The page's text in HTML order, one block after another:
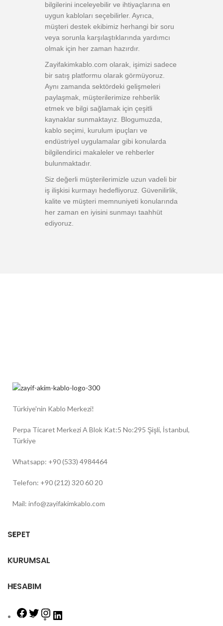
bilgilerini inceleyebilir ve ihtiyaçlarına en
uygun kabloları seçebilirler. Ayrıca,
müşteri destek ekibimiz herhangi bir soru
veya sorunla karşılaştıklarında yardımcı
olmak için her zaman hazırdır.
Zayifakimkablo.com olarak, işimizi sadece
bir satış platformu olarak görmüyoruz.
Aynı zamanda sektördeki gelişmeleri
paylaşmak, müşterilerimize rehberlik
etmek ve bilgi sağlamak için çeşitli
kaynaklar sunmaktayız. Blogumuzda,
kablo seçimi, kurulum ipuçları ve
endüstriyel uygulamalar gibi konularda
bilgilendirici makaleler ve rehberler
bulunmaktadır.
Siz değerli müşterilerimizle uzun vadeli bir
iş ilişkisi kurmayı hedefliyoruz. Güvenilirlik,
kalite ve müşteri memnuniyeti konularında
her zaman en iyisini sunmayı taahhüt
ediyoruz.
Türkiye'nin Kablo Merkezi!
Perpa Ticaret Merkezi A Blok Kat:5 No:295 Şişli, İstanbul,
Türkiye
Whatsapp: +90 (533) 4984464
Telefon: +90 (212) 320 60 20
Mail: info@zayifakimkablo.com
SEPET
KURUMSAL
HESABIM